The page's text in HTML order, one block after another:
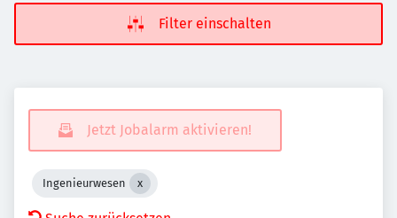
Filter einschalten
Jetzt Jobalarm aktivieren!
Ingenieurwesen